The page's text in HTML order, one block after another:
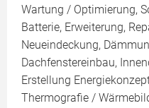
Wartung / Optimierung,
Batterie, Erweiterung,
Neueindeckung,
Dachfenstereinbau,
Erstellung
Thermografie /